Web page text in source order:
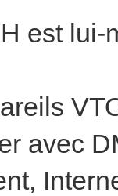
est lui-
avec